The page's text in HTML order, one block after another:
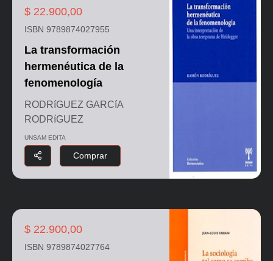
$ 22.900,00
ISBN 9789874027955
La transformación
hermenéutica de la
fenomenología
RODRíGUEZ GARCíA
RODRíGUEZ
UNSAM EDITA
Comprar
$ 22.900,00
ISBN 9789874027764